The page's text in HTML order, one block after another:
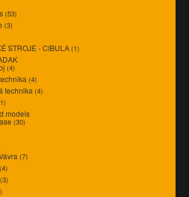
(53)
(3)
STROJE - CIBULA (1)
(4)
(4)
technika (4)
models
(30)
(7)
(4)
(3)